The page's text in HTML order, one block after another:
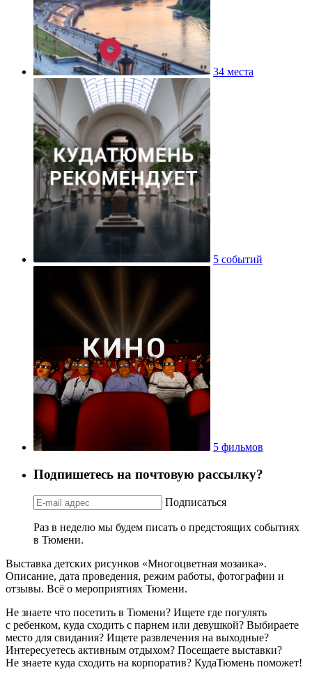
34 места
5 событий
5 фильмов
Подпишетесь на почтовую рассылку?
Подписаться
Раз в неделю мы будем писать о предстоящих событиях
в Тюмени.
Выставка детских рисунков «Многоцветная мозаика».
Описание, дата проведения, режим работы, фотографии и
отзывы. Всё о мероприятиях Тюмени.
Не знаете что посетить в Тюмени? Ищете где погулять
с ребенком, куда сходить с парнем или девушкой? Выбираете
место для свидания? Ищете развлечения на выходные?
Интересуетесь активным отдыхом? Посещаете выставки?
Не знаете куда сходить на корпоратив? КудаТюмень поможет!